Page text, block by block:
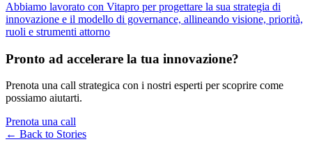
Abbiamo lavorato con Vitapro per progettare la sua strategia di
innovazione e il modello di governance, allineando visione, priorità,
ruoli e strumenti attorno
Pronto ad accelerare la tua innovazione?
Prenota una call strategica con i nostri esperti per scoprire come
possiamo aiutarti.
Prenota una call
← Back to Stories